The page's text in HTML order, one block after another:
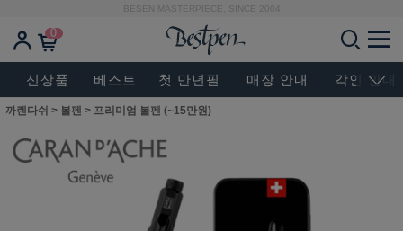
BESEN MASTERPIECE, SINCE 2004
0
신상품 베스트 첫 만년필 매장 안내 각인 안내
까렌다쉬 > 볼펜 > 프리미엄 볼펜 (~15만원)